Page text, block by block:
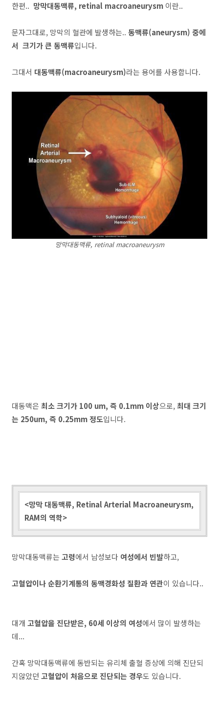
한편.. 망막대동맥류, retinal macroaneurysm 이란..
문자그대로, 망막의 혈관에 발생하는.. 동맥류(aneurysm) 중에
서 크기가 큰 동맥류입니다.
그대서 대동맥류(macroaneurysm)라는 용어를 사용합니다.
망막대동맥류, retinal macroaneurysm
대동맥은 최소 크기가 100 um, 즉 0.1mm 이상으로,최대 크기
는 250um, 즉 0.25mm 정도입니다.
<망막 대동맥류, Retinal Arterial Macroaneurysm,
RAM의 역학>
망막대동맥류는 고령에서 남성보다 여성에서 빈발하고,
고혈압이나 순환기계통의 동맥경화성 질환과 연관이 있습니다..
대개 고혈압을 진단받은, 60세 이상의 여성에서 많이 발생하는
데...
간혹 망막대동맥류에 동반되는 유리체 출혈 증상에 의해 진단되
지않았던 고혈압이 처음으로 진단되는 경우도 있습니다.